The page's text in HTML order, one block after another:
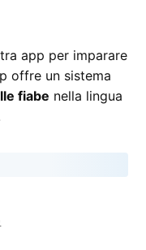
app per imparare
offre un sistema
fiabe nella lingua